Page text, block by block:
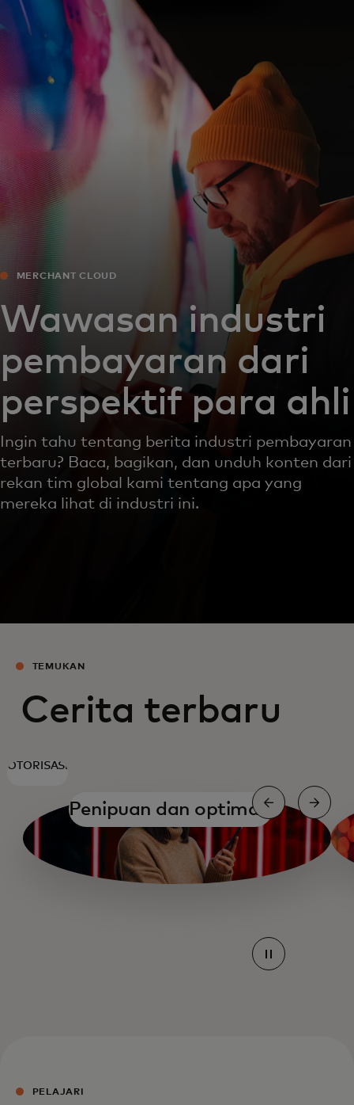
Untuk Anda
Untuk bisnis
Untuk dunia
Untuk inovator
Berita dan tren
MERCHANT CLOUD
Wawasan industri
pembayaran dari
perspektif para ahli
Ingin tahu tentang berita industri pembayaran
terbaru? Baca, bagikan, dan unduh konten dari
rekan tim global kami tentang apa yang
mereka lihat di industri ini.
TEMUKAN
Cerita terbaru
OTORISASI
Penipuan dan optimasi
PELAJARI